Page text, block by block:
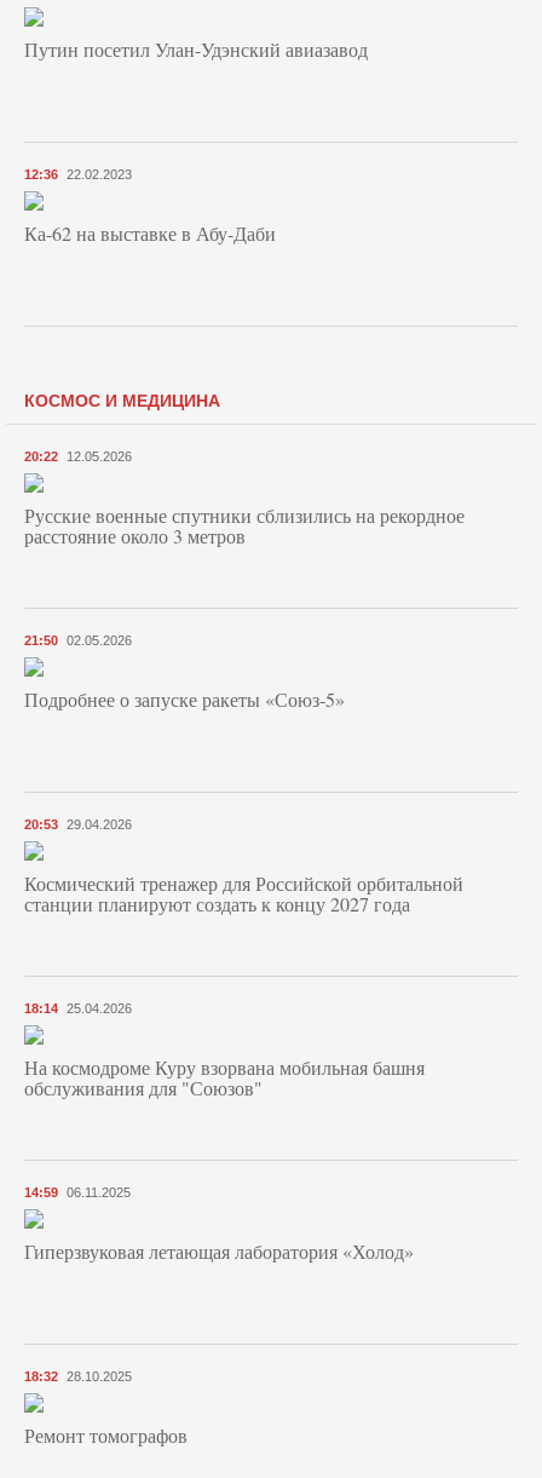
Путин посетил Улан-Удэнский авиазавод
12:36 22.02.2023
Ка-62 на выставке в Абу-Даби
КОСМОС И МЕДИЦИНА
20:22 12.05.2026
Русские военные спутники сблизились на рекордное
расстояние около 3 метров
21:50 02.05.2026
Подробнее о запуске ракеты «Союз‑5»
20:53 29.04.2026
Космический тренажер для Российской орбитальной
станции планируют создать к концу 2027 года
18:14 25.04.2026
На космодроме Куру взорвана мобильная башня
обслуживания для "Союзов"
14:59 06.11.2025
Гиперзвуковая летающая лаборатория «Холод»
18:32 28.10.2025
Ремонт томографов